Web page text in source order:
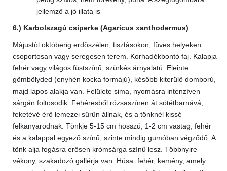
jellemző a jó illata is
6.) Karbolszagú csiperke (Agaricus xanthodermus)
Májustól októberig erdőszélen, tisztásokon, füves helyeken
csoportosan vagy seregesen terem. Korhadékbontó faj. Kalapja
fehér vagy világos füstszínű, szürkés árnyalatú. Eleinte
gömbölyded (enyhén kocka formájú), később kiterülő domború,
majd lapos alakja van. Felülete sima, nyomásra intenzíven
sárgán foltosodik. Fehéresből rózsaszínen át sötétbarnává,
feketévé érő lemezei sűrűn állnak, és a tönknél kissé
felkanyarodnak. Tönkje 5-15 cm hosszú, 1-2 cm vastag, fehér
és a kalappal egyező színű, szinte mindig gumóban végződő. A
tönk alja fogásra erősen krómsárga színű lesz. Többnyire
vékony, szakadozó gallérja van. Húsa: fehér, kemény, amely